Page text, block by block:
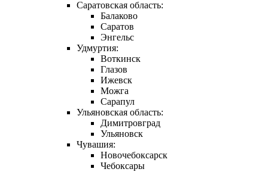
Саратовская область:
Балаково
Саратов
Энгельс
Удмуртия:
Воткинск
Глазов
Ижевск
Можга
Сарапул
Ульяновская область:
Димитровград
Ульяновск
Чувашия:
Новочебоксарск
Чебоксары